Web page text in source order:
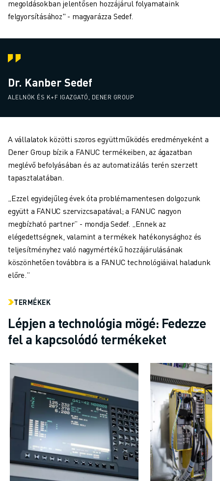
megoldásokban jelentősen hozzájárul folyamataink
felgyorsításához" - magyarázza Sedef.
Dr. Kanber Sedef
ALELNÖK ÉS K+F IGAZGATÓ, DENER GROUP
A vállalatok közötti szoros együttműködés eredményeként a
Dener Group bízik a FANUC termékeiben, az ágazatban
meglévő befolyásában és az automatizálás terén szerzett
tapasztalatában.
„Ezzel egyidejűleg évek óta problémamentesen dolgozunk
együtt a FANUC szervizcsapatával; a FANUC nagyon
megbízható partner” - mondja Sedef. „Ennek az
elégedettségnek, valamint a termékek hatékonysághoz és
teljesítményhez való nagymértékű hozzájárulásának
köszönhetően továbbra is a FANUC technológiáival haladunk
előre.”
TERMÉKEK
Lépjen a technológia mögé: Fedezze
fel a kapcsolódó termékeket